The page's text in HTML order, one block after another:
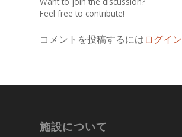
Feel free to contribute!
コメントを投稿するにはログイン
施設について